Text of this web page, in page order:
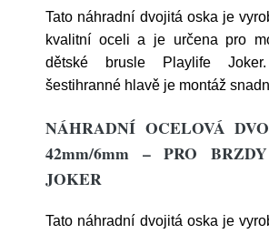
Tato náhradní dvojitá oska je
kvalitní oceli a je určena pro
dětské brusle Playlife
šestihranné hlavě je montáž
NÁHRADNÍ OCELOVÁ
42mm/6mm – PRO
JOKER
Tato náhradní dvojitá oska je